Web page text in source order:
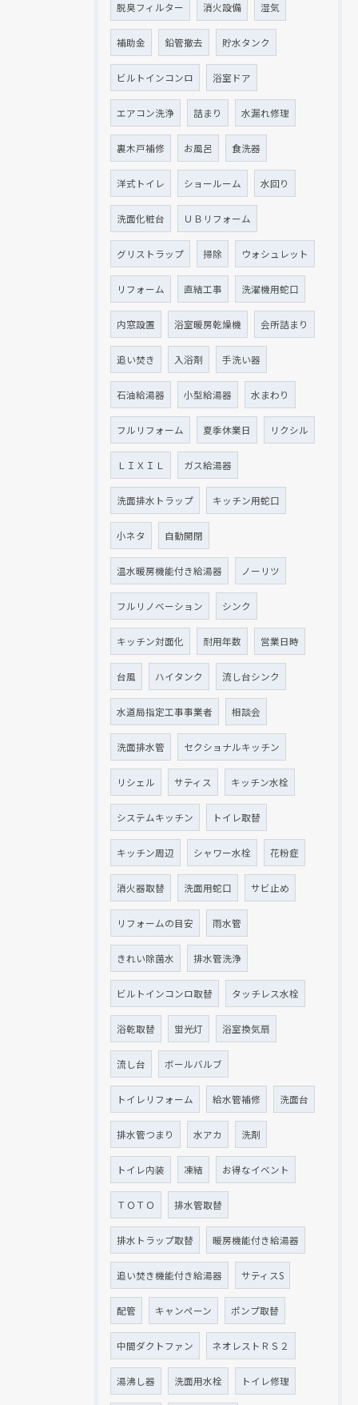
脱臭フィルター 消火設備 湿気
補助金 鉛管撤去 貯水タンク
ビルトインコンロ 浴室ドア
エアコン洗浄 詰まり 水漏れ修理
裏木戸補修 お風呂 食洗器
洋式トイレ ショールーム 水回り
洗面化粧台 ＵＢリフォーム
グリストラップ 掃除 ウォシュレット
リフォーム 直結工事 洗濯機用蛇口
内窓設置 浴室暖房乾燥機 会所詰まり
追い焚き 入浴剤 手洗い器
石油給湯器 小型給湯器 水まわり
フルリフォーム 夏季休業日 リクシル
ＬＩＸＩＬ ガス給湯器
洗面排水トラップ キッチン用蛇口
小ネタ 自動開閉
温水暖房機能付き給湯器 ノーリツ
フルリノベーション シンク
キッチン対面化 耐用年数 営業日時
台風 ハイタンク 流し台シンク
水道局指定工事事業者 相談会
洗面排水管 セクショナルキッチン
リシェル サティス キッチン水栓
システムキッチン トイレ取替
キッチン周辺 シャワー水栓 花粉症
消火器取替 洗面用蛇口 サビ止め
リフォームの目安 雨水管
きれい除菌水 排水管洗浄
ビルトインコンロ取替 タッチレス水栓
浴乾取替 蛍光灯 浴室換気扇
流し台 ボールバルブ
トイレリフォーム 給水管補修 洗面台
排水管つまり 水アカ 洗剤
トイレ内装 凍結 お得なイベント
ＴＯＴＯ 排水管取替
排水トラップ取替 暖房機能付き給湯器
追い焚き機能付き給湯器 サティスS
配管 キャンペーン ポンプ取替
中間ダクトファン ネオレストＲＳ２
湯沸し器 洗面用水栓 トイレ修理
クリックでチラシのページにジャンプします
クリックでチラシのページにジャンプします